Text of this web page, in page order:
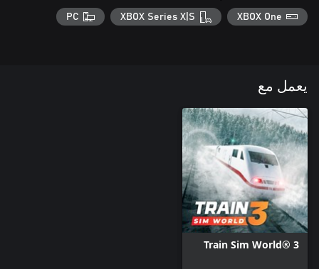
XBOX One
XBOX Series X|S
PC
يعمل مع
Train Sim World® 3